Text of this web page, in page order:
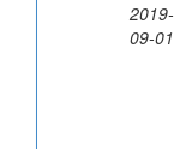
2019-
09-01